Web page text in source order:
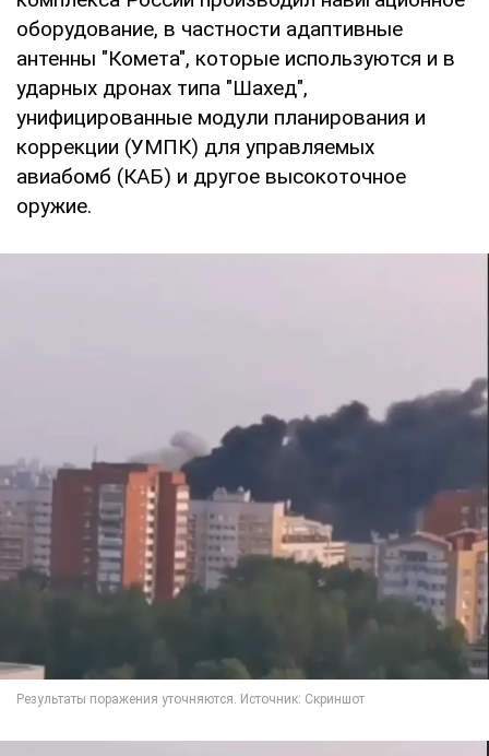
оборудование, в частности адаптивные
антенны "Комета", которые используются и в
ударных дронах типа "Шахед",
унифицированные модули планирования и
коррекции (УМПК) для управляемых
авиабомб (КАБ) и другое высокоточное
оружие.